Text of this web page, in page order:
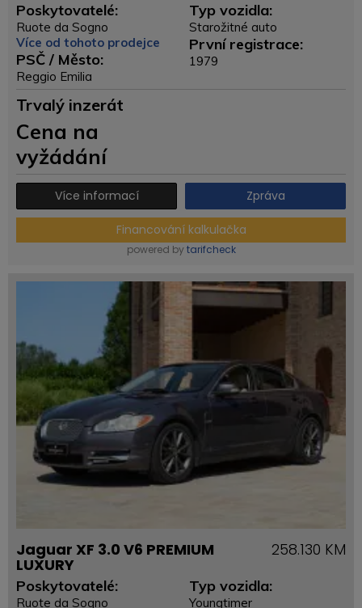
Poskytovatelé:
Ruote da Sogno
Více od tohoto prodejce
PSČ / Město:
Reggio Emilia
Typ vozidla:
Starožitné auto
První registrace:
1979
Trvalý inzerát
Cena na
vyžádání
Více informací Zpráva
Financování kalkulačka
powered by tarifcheck
Jaguar XF 3.0 V6 PREMIUM
LUXURY
258.130 KM
Poskytovatelé:
Ruote da Sogno
Typ vozidla:
Youngtimer